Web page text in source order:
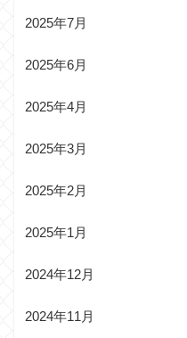
2025年7月
2025年6月
2025年4月
2025年3月
2025年2月
2025年1月
2024年12月
2024年11月